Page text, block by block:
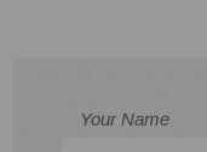
Your Name